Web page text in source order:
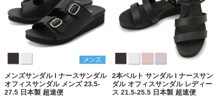
メンズサンダル l ナースサンダル
オフィスサンダル メンズ 23.5-
27.5 日本製 超速便
2本ベルト サンダル l ナースサン
ダル オフィスサンダル レディー
ス 21.5-25.5 日本製 超速便